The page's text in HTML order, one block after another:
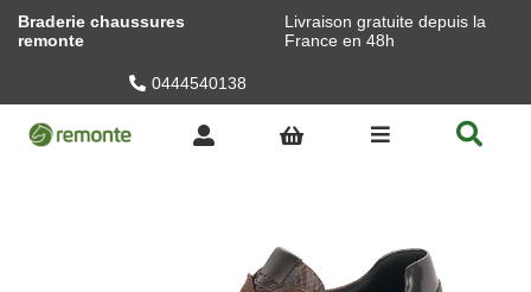
Braderie chaussures
remonte
Livraison gratuite depuis la
France en 48h
0444540138